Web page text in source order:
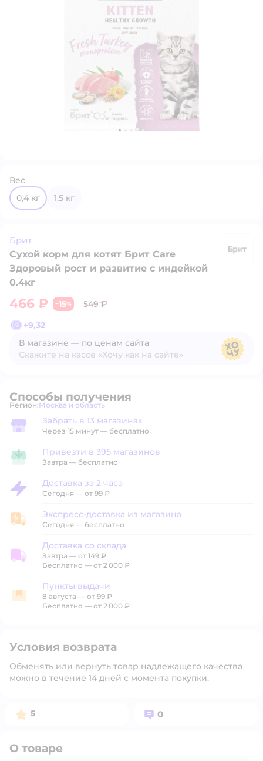
Вес
0,4 кг
1,5 кг
Брит
Сухой корм для котят Брит Care
Здоровый рост и развитие с индейкой
0.4кг
466 ₽ −15%
549 ₽
+9,32
В магазине — по ценам сайта
Скажите на кассе «Хочу как на сайте»
Способы получения
Регион: Выбор адреса доставки.
Москва и область
Забрать в магазине
Забрать в 13 магазинах
Через 15 минут — бесплатно
Привезти в магазин
Привезти в 395 магазинов
Завтра — бесплатно
Доставка за 2 часа
Доставка за 2 часа
Сегодня — от 99 ₽
Экспресс-доставка из магазина
Экспресс-доставка из магазина
Сегодня — бесплатно
Доставка со склада
Доставка со склада
Завтра — от 149 ₽
Бесплатно — от 2 000 ₽
Пункты выдачи
Пункты выдачи
8 августа — от 99 ₽
Бесплатно — от 2 000 ₽
Условия возврата
Обменять или вернуть товар надлежащего качества
можно в течение 14 дней с момента покупки.
Рейтинг:
5 Вопросов:
0
О товаре